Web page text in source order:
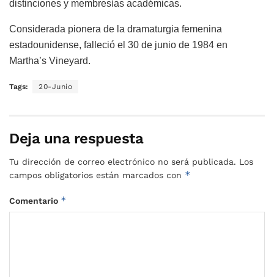
distinciones y membresías académicas.
Considerada pionera de la dramaturgia femenina
estadounidense, falleció el 30 de junio de 1984 en
Martha’s Vineyard.
Tags: 20-Junio
Deja una respuesta
Tu dirección de correo electrónico no será publicada. Los
campos obligatorios están marcados con *
Comentario *